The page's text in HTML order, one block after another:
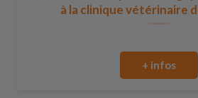
à la clinique vétérinaire
+ infos